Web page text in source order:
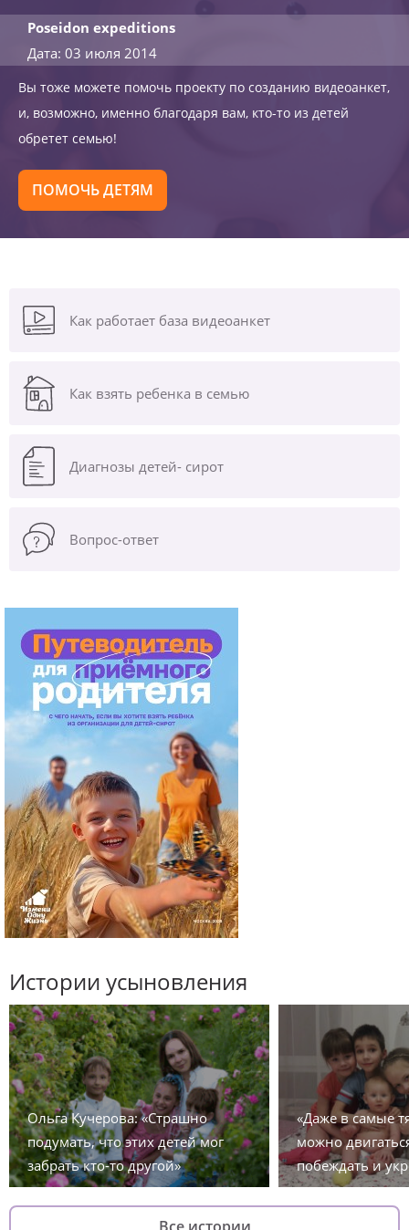
Poseidon expeditions
Дата: 03 июля 2014
Вы тоже можете помочь проекту по созданию видеоанкет,
и, возможно, именно благодаря вам, кто-то из детей
обретет семью!
ПОМОЧЬ ДЕТЯМ
Как работает база видеоанкет
Как взять ребенка в семью
Диагнозы детей- сирот
Вопрос-ответ
Истории усыновления
Ольга Кучерова: «Страшно
подумать, что этих детей мог
забрать кто-то другой»
«Даже в самые
можно
побеждать и